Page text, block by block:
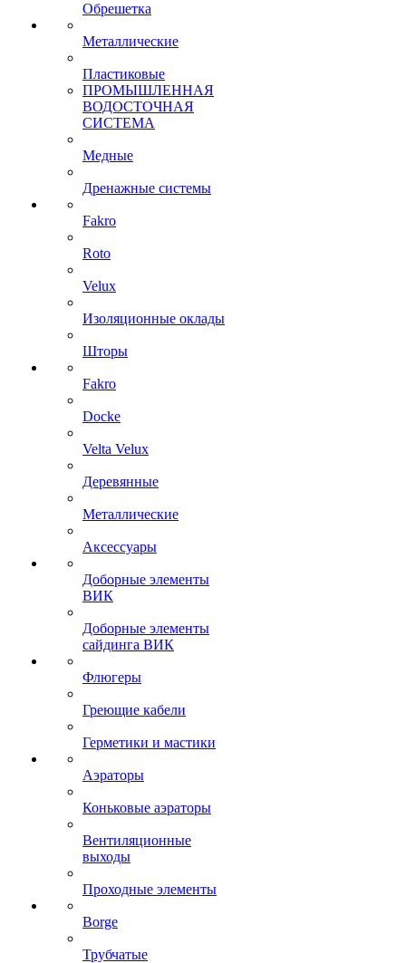
Обрешетка
Металлические
Пластиковые
ПРОМЫШЛЕННАЯ
ВОДОСТОЧНАЯ
СИСТЕМА
Медные
Дренажные системы
Fakro
Roto
Velux
Изоляционные оклады
Шторы
Fakro
Docke
Velta Velux
Деревянные
Металлические
Аксессуары
Доборные элементы
ВИК
Доборные элементы
сайдинга ВИК
Флюгеры
Греющие кабели
Герметики и мастики
Аэраторы
Коньковые аэраторы
Вентиляционные
выходы
Проходные элементы
Borge
Трубчатые